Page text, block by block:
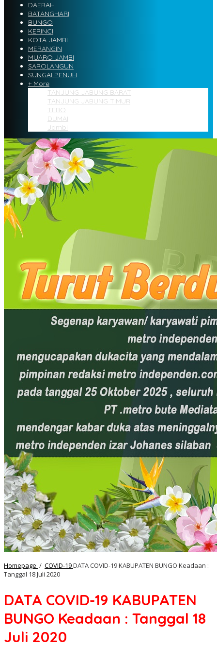
DAERAH
BATANGHARI
BUNGO
KERINCI
KOTA JAMBI
MERANGIN
MUARO JAMBI
SAROLANGUN
SUNGAI PENUH
+ More
TANJUNG JABUNG BARAT
TANJUNG JABUNG TIMUR
TEBO
DUMAI
Jambi
Homepage / COVID-19DATA COVID-19 KABUPATEN BUNGO Keadaan :
Tanggal 18 Juli 2020
DATA COVID-19 KABUPATEN
BUNGO Keadaan : Tanggal 18
Juli 2020